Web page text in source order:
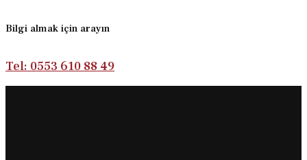
Bilgi almak için arayın
Tel: 0553 610 88 49